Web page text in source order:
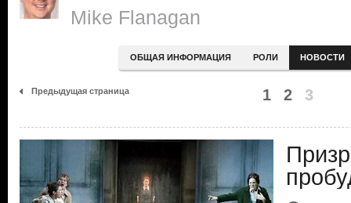
Mike Flanagan
ОБЩАЯ ИНФОРМАЦИЯ РОЛИ НОВОСТИ
Предыдущая страница 1 2 3